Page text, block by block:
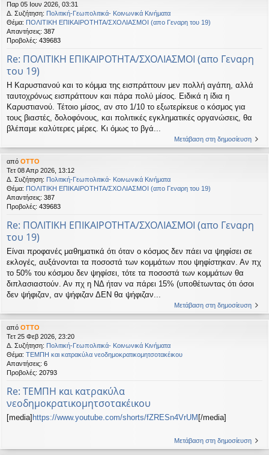
εις
Παρ 05 Ιουν 2026, 03:31
Δ. Συζήτηση: Πολιτική-Γεωπολιτικά- Κοινωνικά Κινήματα
Θέμα: ΠΟΛΙΤΙΚΗ ΕΠΙΚΑΙΡΟΤΗΤΑ/ΣΧΟΛΙΑΣΜΟΙ (απο Γεναρη του 19)
Απαντήσεις: 387
Προβολές: 439683
Re: ΠΟΛΙΤΙΚΗ ΕΠΙΚΑΙΡΟΤΗΤΑ/ΣΧΟΛΙΑΣΜΟΙ (απο Γεναρη
του 19)
Η Καρυστιανού και το κόμμα της εισπράττουν μεν πολλή αγάπη, αλλά
ταυτοχρόνως εισπράττουν και πάρα πολύ μίσος. Ειδικά η ίδια η
Καρυστιανού. Τέτοιο μίσος, αν στο 1/10 το εξωτερίκευε ο κόσμος για
τους βιαστές, δολοφόνους, και πολιτικές εγκληματικές οργανώσεις, θα
βλέπαμε καλύτερες μέρες. Κι όμως το βγά...
Μετάβαση στη δημοσίευση
από OTTO
Τετ 08 Απρ 2026, 13:12
Δ. Συζήτηση: Πολιτική-Γεωπολιτικά- Κοινωνικά Κινήματα
Θέμα: ΠΟΛΙΤΙΚΗ ΕΠΙΚΑΙΡΟΤΗΤΑ/ΣΧΟΛΙΑΣΜΟΙ (απο Γεναρη του 19)
Απαντήσεις: 387
Προβολές: 439683
Re: ΠΟΛΙΤΙΚΗ ΕΠΙΚΑΙΡΟΤΗΤΑ/ΣΧΟΛΙΑΣΜΟΙ (απο Γεναρη
του 19)
Είναι προφανές μαθηματικά ότι όταν ο κόσμος δεν πάει να ψηφίσει σε
εκλογές, αυξάνονται τα ποσοστά των κομμάτων που ψηφίστηκαν. Αν πχ
το 50% του κόσμου δεν ψηφίσει, τότε τα ποσοστά των κομμάτων θα
διπλασιαστούν. Αν πχ η ΝΔ ήταν να πάρει 15% (υποθέτωντας ότι όσοι
δεν ψήφιζαν, αν ψήφιζαν ΔΕΝ θα ψήφιζαν...
Μετάβαση στη δημοσίευση
από OTTO
Τετ 25 Φεβ 2026, 23:20
Δ. Συζήτηση: Πολιτική-Γεωπολιτικά- Κοινωνικά Κινήματα
Θέμα: ΤΕΜΠΗ και κατρακύλα νεοδημοκρατικομητσοτακέικου
Απαντήσεις: 6
Προβολές: 20793
Re: ΤΕΜΠΗ και κατρακύλα
νεοδημοκρατικομητσοτακέικου
[media]https://www.youtube.com/shorts/fZRESn4VrUM[/media]
Μετάβαση στη δημοσίευση